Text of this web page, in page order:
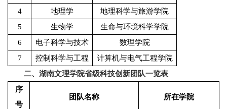
4
地理学
地理科学与旅游学院
5
生物学
生命与环境科学学院
6
电子科学与技术
数理学院
7
控制科学与工程 计算机与电气工程学院
二、湖南文理学院省级科技创新团队一览表
序
号
团队名称 所在学院